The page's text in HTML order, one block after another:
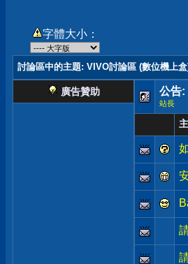
字體大小：
討論區中的主題: VIVO討論區 (數位機上
廣告贊助 公告:
站長